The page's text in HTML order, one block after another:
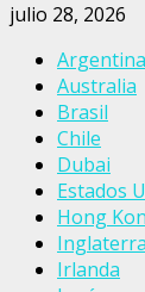
julio 28, 2026
Argentina
Australia
Brasil
Chile
Dubai
Estados
Hong
Inglaterra
Irlanda